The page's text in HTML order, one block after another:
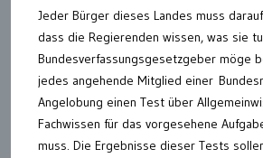
Jeder Bürger dieses Landes muss
dass die Regierenden wissen, was sie
Bundesverfassungsgesetzgeber möge
jedes angehende Mitglied einer
Angelobung einen Test über
Fachwissen für das vorgesehene
muss. Die Ergebnisse dieser Tests